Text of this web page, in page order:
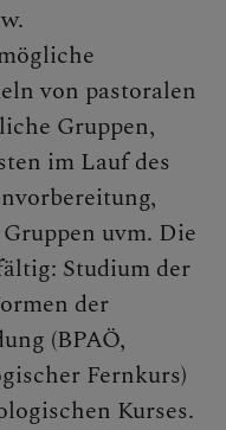
von pastoralen
Gruppen,
im Lauf des
uvm. Die
Studium der
der
(BPAÖ,
Fernkurs)
Kurses.